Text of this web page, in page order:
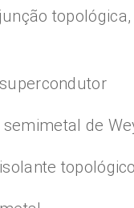
de
topológico